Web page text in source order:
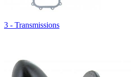
3 - Transmissions